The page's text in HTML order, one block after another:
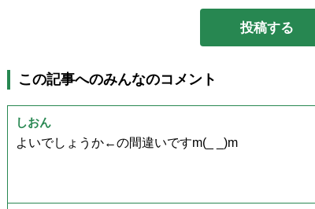
この記事へのみんなのコメント
しおん
よいでしょうか←の間違いですm(_ _)m